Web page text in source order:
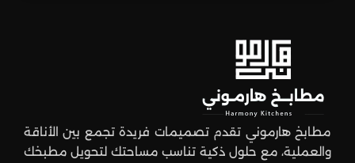
مطابخ هارموني تقدم تصميمات فريدة تجمع بين الأناقة
والعملية، مع حلول ذكية تناسب مساحتك لتحويل مطبخك